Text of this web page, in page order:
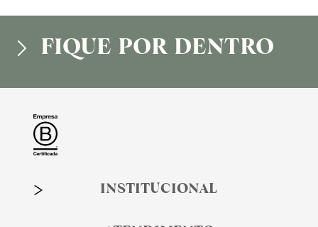
FIQUE POR DENTRO
INSTITUCIONAL